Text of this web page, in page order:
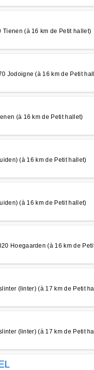
Tienen (à 16 km de Petit hallet)
Jodoigne (à 16 km de Petit
(à 16 km de Petit hallet)
(à 16 km de Petit hallet)
(à 16 km de Petit hallet)
Hoegaarden (à 16 km de
(linter) (à 17 km de Petit
(linter) (à 17 km de Petit